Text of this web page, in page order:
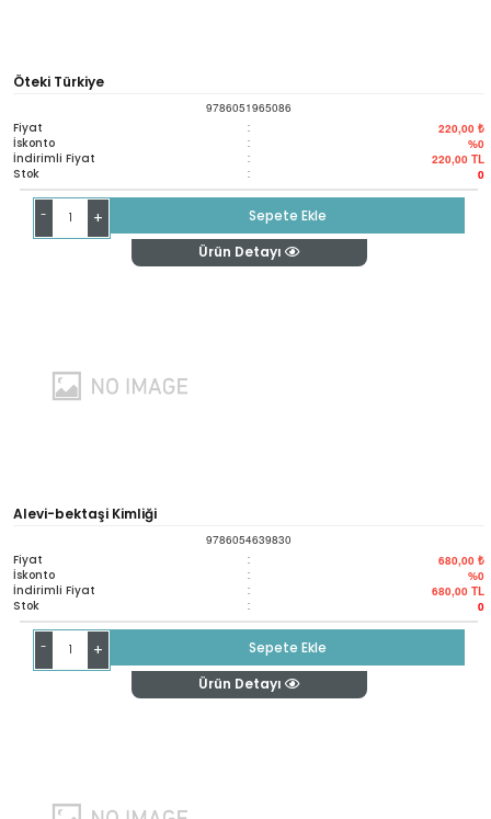
Öteki Türkiye
9786051965086
Fiyat : 220,00 ₺
İskonto : %0
İndirimli Fiyat : 220,00 TL
Stok : 0
- +
Sepete Ekle
Ürün Detayı
Alevi-bektaşi Kimliği
9786054639830
Fiyat : 680,00 ₺
İskonto : %0
İndirimli Fiyat : 680,00 TL
Stok : 0
- +
Sepete Ekle
Ürün Detayı